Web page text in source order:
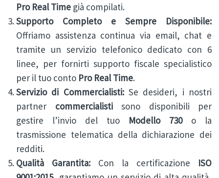
Pro Real Time già compilati.
Supporto Completo e Sempre Disponibile:
Offriamo assistenza continua via email, chat e
tramite un servizio telefonico dedicato con 6
linee, per fornirti supporto fiscale specialistico
per il tuo conto Pro Real Time.
Servizio di Commercialisti:Se desideri, i nostri
partner commercialistisono disponibili per
gestire l’invio del tuo Modello 730o la
trasmissione telematica della dichiarazione dei
redditi.
Qualità Garantita: Con la certificazione ISO